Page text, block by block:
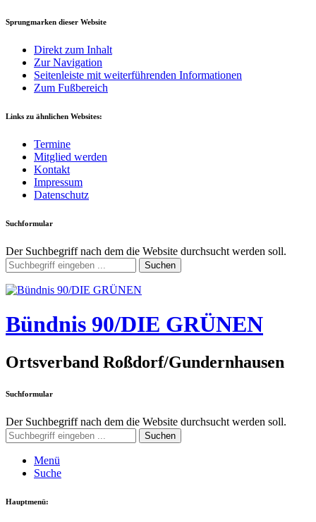
Sprungmarken dieser Website
Direkt zum Inhalt
Zur Navigation
Seitenleiste mit weiterführenden Informationen
Zum Fußbereich
Links zu ähnlichen Websites:
Termine
Mitglied werden
Kontakt
Impressum
Datenschutz
Suchformular
Der Suchbegriff nach dem die Website durchsucht werden soll.
Suchen
Bündnis 90/DIE GRÜNEN
Ortsverband Roßdorf/Gundernhausen
Suchformular
Der Suchbegriff nach dem die Website durchsucht werden soll.
Suchen
Menü
Suche
Hauptmenü: